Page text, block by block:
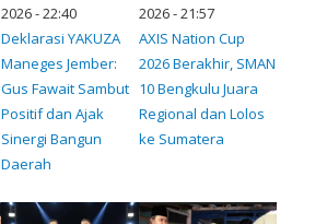
2026 - 22:40
Deklarasi YAKUZA
Maneges Jember:
Gus Fawait Sambut
Positif dan Ajak
Sinergi Bangun
Daerah
2026 - 21:57
AXIS Nation Cup
2026 Berakhir, SMAN
10 Bengkulu Juara
Regional dan Lolos
ke Sumatera